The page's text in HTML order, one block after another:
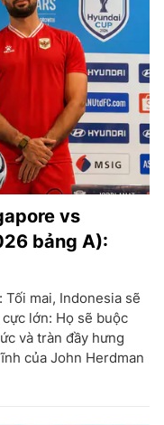
vs
bảng A):
Tối mai, Indonesia sẽ
lớn: Họ sẽ buộc
và tràn đầy hưng
của John Herdman